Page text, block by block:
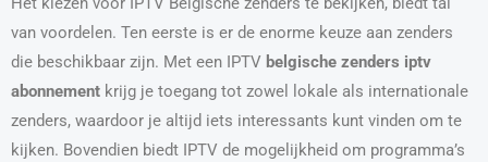
van voordelen. Ten eerste is er de enorme keuze aan zenders
die beschikbaar zijn. Met een IPTV belgische zenders iptv
abonnement krijg je toegang tot zowel lokale als internationale
zenders, waardoor je altijd iets interessants kunt vinden om te
kijken. Bovendien biedt IPTV de mogelijkheid om programma’s